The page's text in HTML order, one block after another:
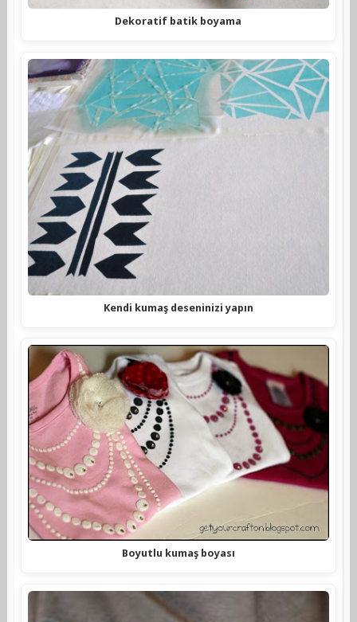
Dekoratif batik boyama
Kendi kumaş deseninizi yapın
Boyutlu kumaş boyası